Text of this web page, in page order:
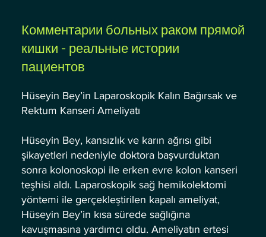
Комментарии больных раком прямой
кишки - реальные истории
пациентов
Hüseyin Bey’in Laparoskopik Kalın Bağırsak ve
Rektum Kanseri Ameliyatı
Hüseyin Bey, kansızlık ve karın ağrısı gibi
şikayetleri nedeniyle doktora başvurduktan
sonra kolonoskopi ile erken evre kolon kanseri
teşhisi aldı. Laparoskopik sağ hemikolektomi
yöntemi ile gerçekleştirilen kapalı ameliyat,
Hüseyin Bey’in kısa sürede sağlığına
kavuşmasına yardımcı oldu. Ameliyatın ertesi